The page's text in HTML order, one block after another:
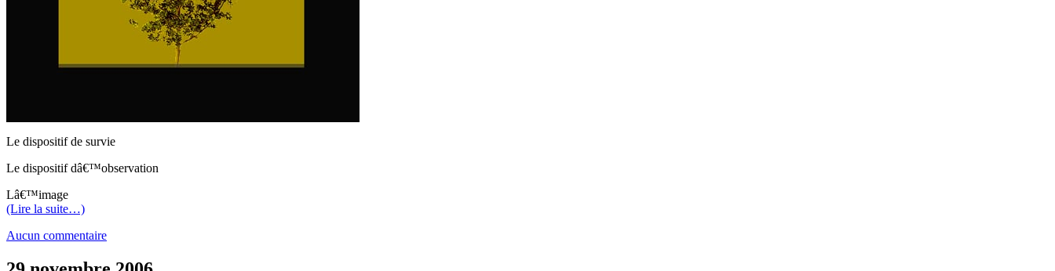
Le dispositif de survie
Le dispositif dâ€™observation
Lâ€™image
(Lire la suite…)
Aucun commentaire